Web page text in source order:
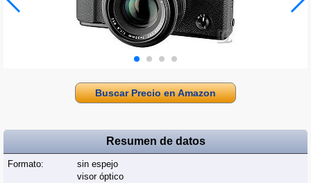
Buscar Precio en Amazon
Resumen de datos
Formato:
sin espejo
visor óptico